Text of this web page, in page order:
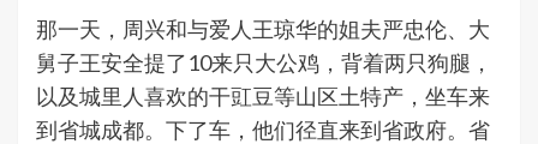
那一天，周兴和与爱人王琼华的姐夫严忠伦、大
舅子王安全提了10来只大公鸡，背着两只狗腿，
以及城里人喜欢的干豇豆等山区土特产，坐车来
到省城成都。下了车，他们径直来到省政府。省